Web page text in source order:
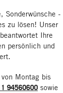
Sonderwünsche -
zu lösen! Unser
Ihre
persönlich und
Montag bis
94560600 sowie